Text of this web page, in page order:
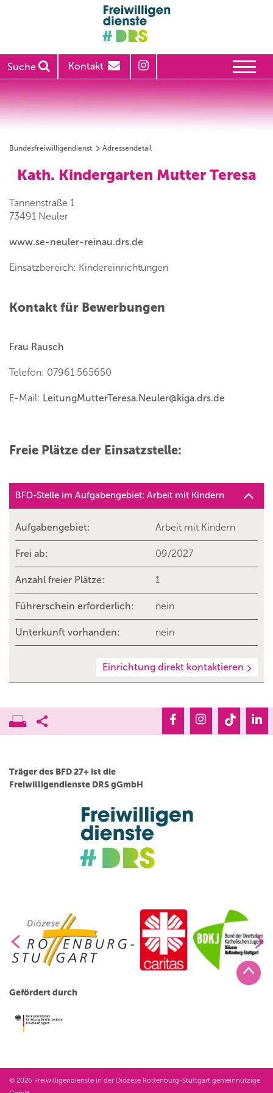
Suche Kontakt
Bundesfreiwilligendienst Adressendetail
Kath. Kindergarten Mutter Teresa
Tannenstraße 1
73491 Neuler
www.se-neuler-reinau.drs.de
Einsatzbereich: Kindereinrichtungen
Kontakt für Bewerbungen
Frau Rausch
Telefon: 07961 565650
E-Mail: LeitungMutterTeresa.Neuler@kiga.drs.de
Freie Plätze der Einsatzstelle:
BFD-Stelle im Aufgabengebiet: Arbeit mit Kindern
Aufgabengebiet: Arbeit mit Kindern
Frei ab: 09/2027
Anzahl freier Plätze: 1
Führerschein erforderlich: nein
Unterkunft vorhanden: nein
Einrichtung direkt kontaktieren
Träger des BFD 27+ ist die
Freiwilligendienste DRS gGmbH
Gefördert durch
© 2026 Freiwilligendienste in der Diözese Rottenburg-Stuttgart gemeinnützige